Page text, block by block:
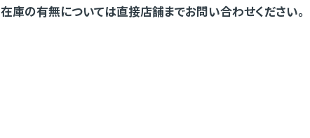
在庫の有無については直接店舗までお問い合わせください。